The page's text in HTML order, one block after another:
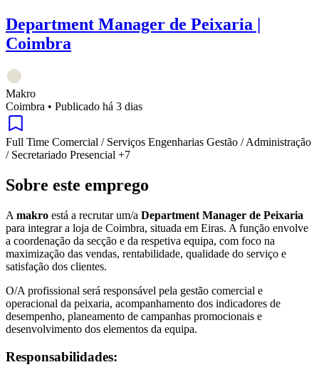
Department Manager de Peixaria |
Coimbra
Makro
Coimbra • Publicado há 3 dias
Full Time Comercial / Serviços Engenharias Gestão / Administração
/ Secretariado Presencial +7
Sobre este emprego
A makro está a recrutar um/a Department Manager de Peixaria
para integrar a loja de Coimbra, situada em Eiras. A função envolve
a coordenação da secção e da respetiva equipa, com foco na
maximização das vendas, rentabilidade, qualidade do serviço e
satisfação dos clientes.
O/A profissional será responsável pela gestão comercial e
operacional da peixaria, acompanhamento dos indicadores de
desempenho, planeamento de campanhas promocionais e
desenvolvimento dos elementos da equipa.
Responsabilidades: